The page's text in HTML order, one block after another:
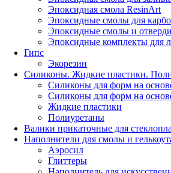
Эпоксидная смола ResinArt
Эпоксидные смолы для
Эпоксидные смолы и
Эпоксидные комплекты для
Гипс
Экорезин
Силиконы. Жидкие пластики.
Силиконы для форм на
Силиконы для форм на
Жидкие пластики
Полиуретаны
Валики прикаточные для
Наполнители для смолы и
Аэросил
Глиттеры